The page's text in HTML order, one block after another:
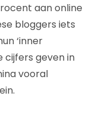
aan online
bloggers iets
‘inner
cijfers geven in
vooral